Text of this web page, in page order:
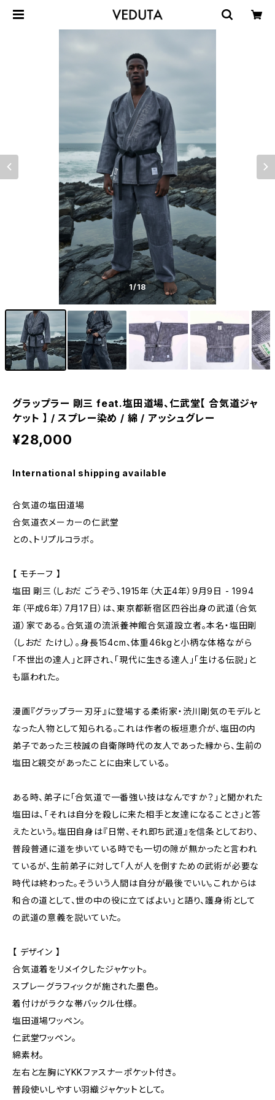
1/18
グラップラー 剛三 feat.塩田道場、仁武堂【 合気道ジャ
ケット 】 / スプレー染め / 綿 / アッシュグレー
¥28,000
International shipping available
合気道の塩田道場
合気道衣メーカーの仁武堂
との、トリプルコラボ。
【 モチーフ 】
塩田 剛三（しおだ ごうぞう、1915年（大正4年）9月9日 - 1994
年（平成6年）7月17日）は、東京都新宿区四谷出身の武道（合気
道）家である。合気道の流派養神館合気道設立者。本名・塩田剛
（しおだ たけし）。身長154cm、体重46kgと小柄な体格ながら
「不世出の達人」と評され、「現代に生きる達人」「生ける伝説」と
も謳われた。
漫画『グラップラー刃牙』に登場する柔術家・渋川剛気のモデルと
なった人物として知られる。これは作者の板垣恵介が、塩田の内
弟子であった三枝誠の自衛隊時代の友人であった縁から、生前の
塩田と親交があったことに由来している。
ある時、弟子に「合気道で一番強い技はなんですか？」と聞かれた
塩田は、「それは自分を殺しに来た相手と友達になることさ」と答
えたという。塩田自身は『日常、それ即ち武道』を信条としており、
普段普通に道を歩いている時でも一切の隙が無かったと言われ
ているが、生前弟子に対して「人が人を倒すための武術が必要な
時代は終わった。そういう人間は自分が最後でいい。これからは
和合の道として、世の中の役に立てばよい」と語り、護身術として
の武道の意義を説いていた。
【 デザイン 】
合気道着をリメイクしたジャケット。
スプレーグラフィックが施された墨色。
着付けがラクな帯バックル仕様。
塩田道場ワッペン。
仁武堂ワッペン。
綿素材。
左右と左胸にYKKファスナーポケット付き。
普段使いしやすい羽織ジャケットとして。